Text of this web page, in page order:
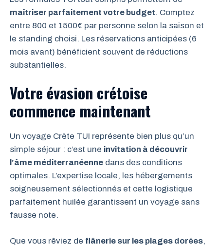
maîtriser parfaitement votre budget. Comptez
entre 800 et 1500€ par personne selon la saison et
le standing choisi. Les réservations anticipées (6
mois avant) bénéficient souvent de réductions
substantielles.
Votre évasion crétoise
commence maintenant
Un voyage Crète TUI représente bien plus qu’un
simple séjour : c’est une invitation à découvrir
l’âme méditerranéenne dans des conditions
optimales. L’expertise locale, les hébergements
soigneusement sélectionnés et cette logistique
parfaitement huilée garantissent un voyage sans
fausse note.
Que vous rêviez de flânerie sur les plages dorées,